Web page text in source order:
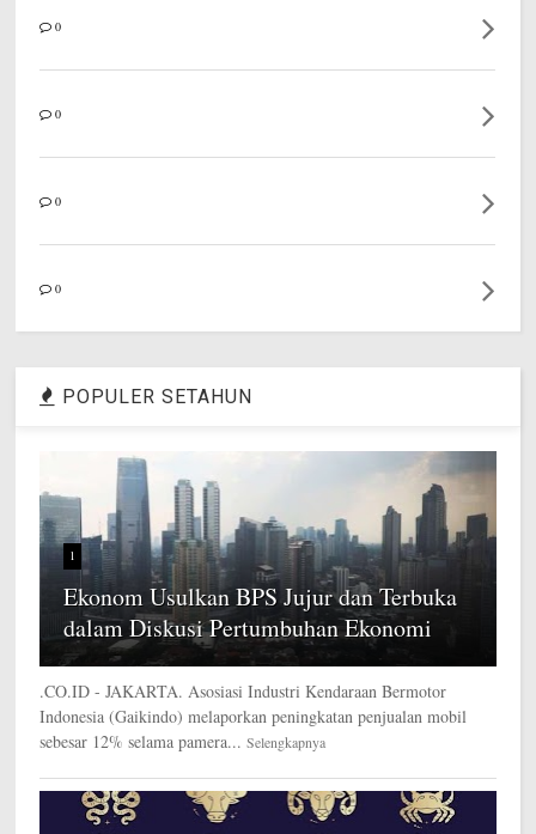
0
0
0
0
POPULER SETAHUN
1
Ekonom Usulkan BPS Jujur dan Terbuka
dalam Diskusi Pertumbuhan Ekonomi
.CO.ID - JAKARTA. Asosiasi Industri Kendaraan Bermotor
Indonesia (Gaikindo) melaporkan peningkatan penjualan mobil
sebesar 12% selama pamera... Selengkapnya